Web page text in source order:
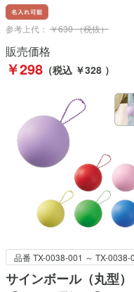
参考上代： ￥630 （税抜）
販売価格
￥298 （税込 ￥328 ）
品番 TX-0038-001 ～ TX-0038-
サインボール（丸型）